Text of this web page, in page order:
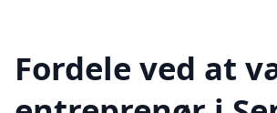
Fordele ved at